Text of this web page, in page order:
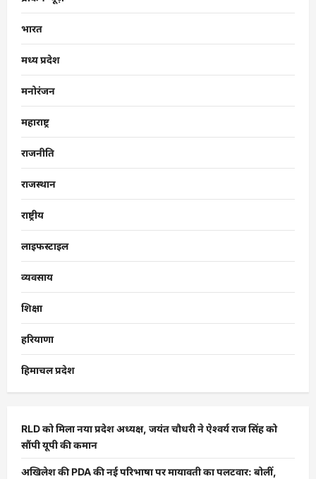
भारत
मध्य प्रदेश
मनोरंजन
महाराष्ट्र
राजनीति
राजस्थान
राष्ट्रीय
लाइफस्टाइल
व्यवसाय
शिक्षा
हरियाणा
हिमाचल प्रदेश
RLD को मिला नया प्रदेश अध्यक्ष, जयंत चौधरी ने ऐश्वर्य राज सिंह को
सौंपी यूपी की कमान
अखिलेश की PDA की नई परिभाषा पर मायावती का पलटवार: बोलीं,